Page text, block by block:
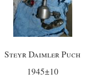
Steyr Daimler Puch
1945±10